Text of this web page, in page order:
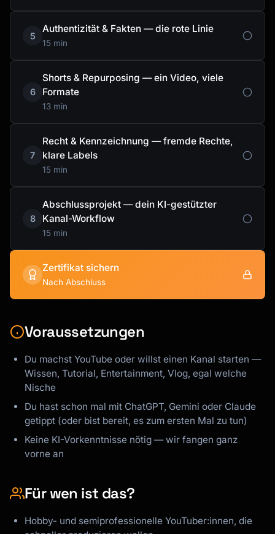
5
Authentizität & Fakten — die rote Linie
15 min
6
Shorts & Repurposing — ein Video, viele
Formate
13 min
7
Recht & Kennzeichnung — fremde Rechte,
klare Labels
15 min
8
Abschlussprojekt — dein KI-gestützter
Kanal-Workflow
15 min
Zertifikat sichern
Nach Abschluss
Voraussetzungen
Du machst YouTube oder willst einen Kanal starten —
Wissen, Tutorial, Entertainment, Vlog, egal welche
Nische
Du hast schon mal mit ChatGPT, Gemini oder Claude
getippt (oder bist bereit, es zum ersten Mal zu tun)
Keine KI-Vorkenntnisse nötig — wir fangen ganz
vorne an
Für wen ist das?
Hobby- und semiprofessionelle YouTuber:innen, die